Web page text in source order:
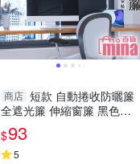
商店 短款 自動捲收防曬簾
全遮光簾 伸縮窗簾 黑色窗
簾 吸盤固定 防曬簾 西曬
【F0767】
$93
5